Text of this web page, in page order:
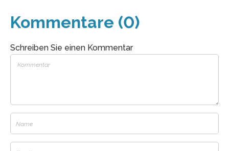
Kommentare (0)
Schreiben Sie einen Kommentar